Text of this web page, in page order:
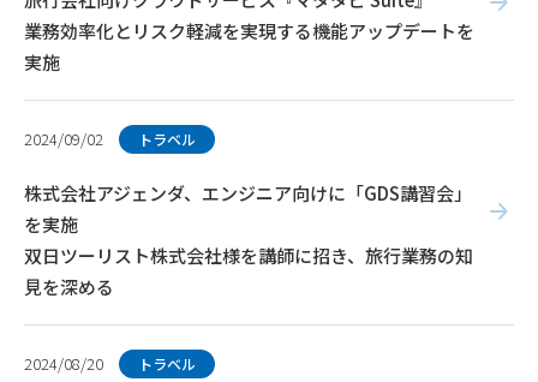
業務効率化とリスク軽減を実現する機能アップデートを
実施
2024/09/02 トラベル
株式会社アジェンダ、エンジニア向けに「GDS講習会」
を実施
双日ツーリスト株式会社様を講師に招き、旅行業務の知
見を深める
2024/08/20 トラベル